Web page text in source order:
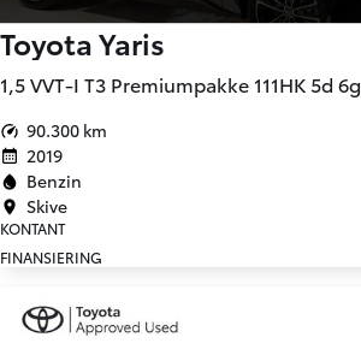
Toyota Yaris
1,5 VVT-I T3 Premiumpakke 111HK 5d 6g
90.300 km
2019
Benzin
Skive
KONTANT
FINANSIERING